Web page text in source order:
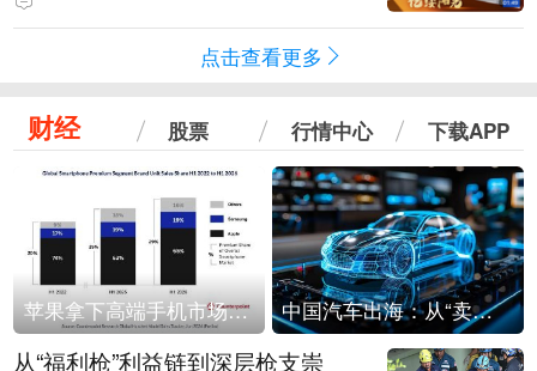
点击查看更多
财经 股票 行情中心 下载APP
苹果拿下高端手机市场65%的份额：iPhone 17系列功不可没 中国汽车出海：从“卖出去”到“走进去”
从“福利枪”利益链到深层枪支崇